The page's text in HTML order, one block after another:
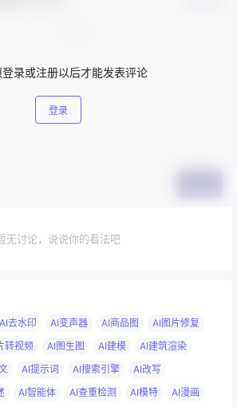
录或注册以后才能发表评论
登录
无讨论，说说你的看法吧
AI去水印 AI变声器 AI商品图
AI图片修复
转视频 AI图生图 AI建模
AI建筑渲染
AI提示词 AI搜索引擎
AI改写
AI智能体 AI查重检测 AI模特 AI漫画